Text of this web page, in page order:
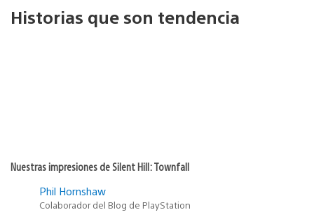
Historias que son tendencia
Nuestras impresiones de Silent Hill: Townfall
Phil Hornshaw
Colaborador del Blog de PlayStation